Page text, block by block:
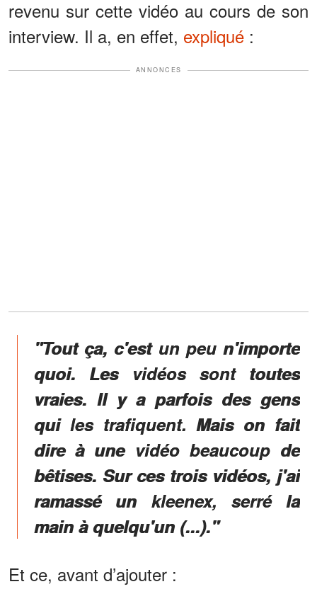
revenu sur cette vidéo au cours de son
interview. Il a, en effet, expliqué :
ANNONCES
"Tout ça, c'est un peu n'importe
quoi. Les vidéos sont toutes
vraies. Il y a parfois des gens
qui les trafiquent. Mais on fait
dire à une vidéo beaucoup de
bêtises. Sur ces trois vidéos, j'ai
ramassé un kleenex, serré la
main à quelqu'un (...)."
Et ce, avant d’ajouter :